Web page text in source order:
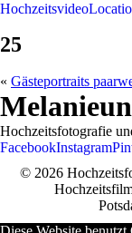
Hochzeitsvideo
25
« Gästeportraits
Hochzeitsfotografie
FacebookInstagram
© 2026